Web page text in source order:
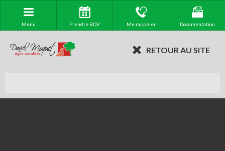
Menu Prendre RDV Me rappeler Documentation
RETOUR AU SITE